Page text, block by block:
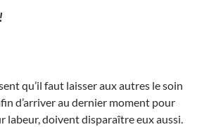
qu’il faut laisser aux autres le soin
d’arriver au dernier moment pour
labeur, doivent disparaître eux aussi.